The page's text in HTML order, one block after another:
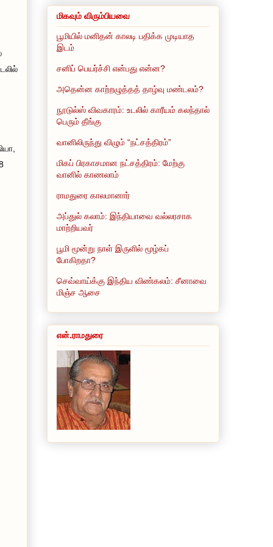
மிகவும் விரும்பியவை
பூமியில் மனிதன் காலடி பதிக்க முடியாத
இடம்
சனிப் பெயர்ச்சி என்பது என்ன?
அதென்ன காற்றழுத்தத் தாழ்வு மண்டலம்?
நூடுல்ஸ் விவகாரம்: உடலில் காரீயம் கலந்தால்
பெரும் தீங்கு
வானிலிருந்து விழும் “நட்சத்திரம்”
மிகப் பிரகாசமான நட்சத்திரம்: மேற்கு
வானில் காணலாம்
ராமதுரை காலமானார்
அப்துல் கலாம்: இந்தியாவை வல்லரசாக
மாற்றியவர்
பூமி மூன்று நாள் இருளில் மூழ்கப்
போகிறதா?
செவ்வாய்க்கு இந்திய விண்கலம்: சீனாவை
மிஞ்ச ஆசை
என்.ராமதுரை